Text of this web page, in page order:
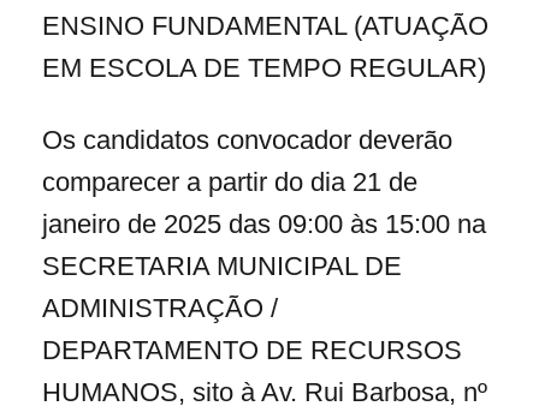
ENSINO FUNDAMENTAL (ATUAÇÃO
EM ESCOLA DE TEMPO REGULAR)
Os candidatos convocador deverão
comparecer a partir do dia 21 de
janeiro de 2025 das 09:00 às 15:00 na
SECRETARIA MUNICIPAL DE
ADMINISTRAÇÃO /
DEPARTAMENTO DE RECURSOS
HUMANOS, sito à Av. Rui Barbosa, nº